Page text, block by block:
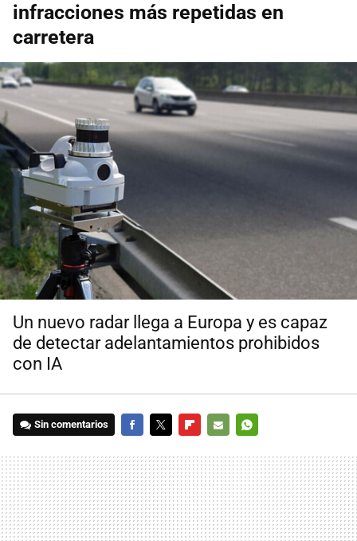
infracciones más repetidas en
carretera
Un nuevo radar llega a Europa y es capaz
de detectar adelantamientos prohibidos
con IA
Sin comentarios
MAIL